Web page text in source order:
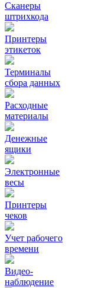
Сканеры
штрихкода
Принтеры
этикеток
Терминалы
сбора данных
Расходные
материалы
Денежные
ящики
Электронные
весы
Принтеры
чеков
Учет рабочего
времени
Видео‑
наблюдение